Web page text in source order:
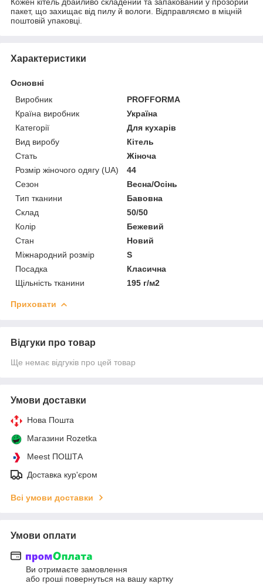
пакет, що захищає від пилу й вологи. Відправляємо в міцній
поштовій упаковці.
Характеристики
Основні
Виробник
PROFFORMA
Країна виробник
Україна
Категорії
Для кухарів
Вид виробу
Кітель
Стать
Жіноча
Розмір жіночого одягу (UA)
44
Сезон
Весна/Осінь
Тип тканини
Бавовна
Склад
50/50
Колір
Бежевий
Стан
Новий
Міжнародний розмір
S
Посадка
Класична
Щільність тканини
195 г/м2
Приховати
Відгуки про товар
Ще немає відгуків про цей товар
Умови доставки
Нова Пошта
Магазини Rozetka
Meest ПОШТА
Доставка кур'єром
Всі умови доставки
Умови оплати
Ви отримаєте замовлення
або гроші повернуться на вашу картку